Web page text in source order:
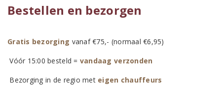
Bestellen en bezorgen
Gratis bezorging vanaf €75,- (normaal €6,95)
Vóór 15:00 besteld = vandaag verzonden
Bezorging in de regio met eigen chauffeurs